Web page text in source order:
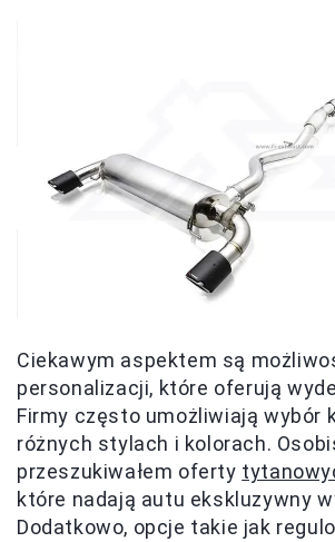
Ciekawym aspektem są
personalizacji, które oferują
Firmy często umożliwiają wybór
różnych stylach i kolorach.
przeszukiwałem oferty
które nadają autu ekskluzywny
Dodatkowo, opcje takie jak